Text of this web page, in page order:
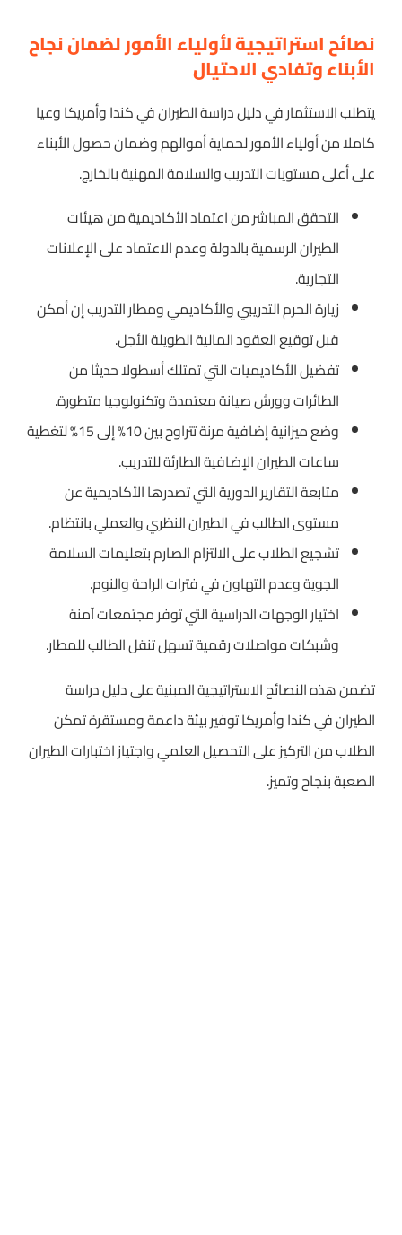
نصائح استراتيجية لأولياء الأمور لضمان نجاح
الأبناء وتفادي الاحتيال
يتطلب الاستثمار في دليل دراسة الطيران في كندا وأمريكا وعيا
كاملا من أولياء الأمور لحماية أموالهم وضمان حصول الأبناء
على أعلى مستويات التدريب والسلامة المهنية بالخارج.
التحقق المباشر من اعتماد الأكاديمية من هيئات
الطيران الرسمية بالدولة وعدم الاعتماد على الإعلانات
التجارية.
زيارة الحرم التدريبي والأكاديمي ومطار التدريب إن أمكن
قبل توقيع العقود المالية الطويلة الأجل.
تفضيل الأكاديميات التي تمتلك أسطولا حديثا من
الطائرات وورش صيانة معتمدة وتكنولوجيا متطورة.
وضع ميزانية إضافية مرنة تتراوح بين 10% إلى 15% لتغطية
ساعات الطيران الإضافية الطارئة للتدريب.
متابعة التقارير الدورية التي تصدرها الأكاديمية عن
مستوى الطالب في الطيران النظري والعملي بانتظام.
تشجيع الطلاب على الالتزام الصارم بتعليمات السلامة
الجوية وعدم التهاون في فترات الراحة والنوم.
اختيار الوجهات الدراسية التي توفر مجتمعات آمنة
وشبكات مواصلات رقمية تسهل تنقل الطالب للمطار.
تضمن هذه النصائح الاستراتيجية المبنية على دليل دراسة
الطيران في كندا وأمريكا توفير بيئة داعمة ومستقرة تمكن
الطلاب من التركيز على التحصيل العلمي واجتياز اختبارات الطيران
الصعبة بنجاح وتميز.